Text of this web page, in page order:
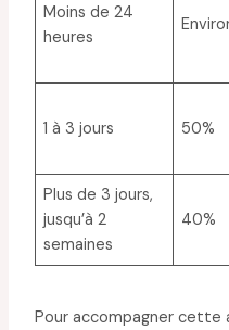
Moins de 24
heures
1 à 3 jours 50%
Plus de 3 jours,
jusqu’à 2
semaines
40%
Pour accompagner